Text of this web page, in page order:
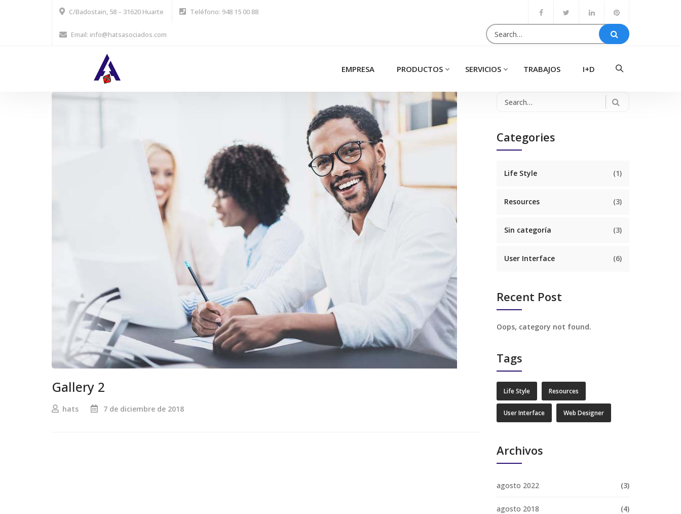
C/Badostain, 58 – 31620 Huarte Teléfono: 948 15 00 88
Email: info@hatsasociados.com
Search
for:
EMPRESA PRODUCTOS SERVICIOS TRABAJOS I+D
Gallery 2
hats 7 de diciembre de 2018
Search
Categories
Life Style (1)
Resources (3)
Sin categoría (3)
User Interface (6)
Recent Post
Oops, category not found.
Tags
Life Style Resources
User Interface Web Designer
Archivos
agosto 2022 (3)
agosto 2018 (4)